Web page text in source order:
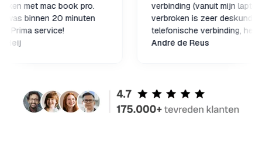
met mac book pro.
was binnen 20 minuten
Prima service!
Heij
verbinding (vanuit mijn
verbroken is zeer
telefonische
probleem opgelost!
André de Reus